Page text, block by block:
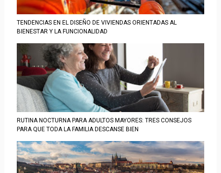
TENDENCIAS EN EL DISEÑO DE VIVIENDAS ORIENTADAS AL
BIENESTAR Y LA FUNCIONALIDAD
RUTINA NOCTURNA PARA ADULTOS MAYORES: TRES CONSEJOS
PARA QUE TODA LA FAMILIA DESCANSE BIEN